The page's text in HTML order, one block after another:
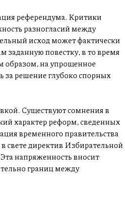
референдума. Критики
разногласий между
исход может фактически
заданную повестку, в то время
образом, на упрощенное
за решение глубоко спорных
Существуют сомнения в
характер реформ, сведенных
временного правительства
свете директив Избирательной
напряженность вносит
границ между